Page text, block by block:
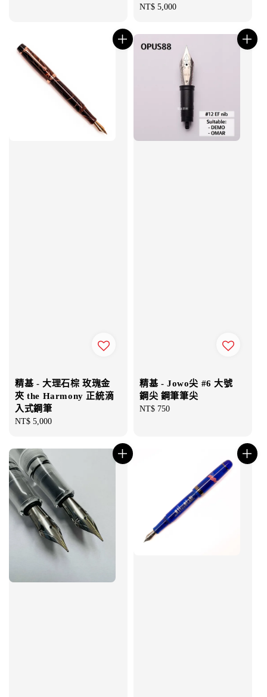
Regular
NT$ 5,000
精基 - 大理石棕 玫瑰金
夾 the Harmony 正統滴
入式鋼筆
Regular
NT$ 5,000
精基 - Jowo尖 #6 大號
鋼尖 鋼筆筆尖
Regular
NT$ 750